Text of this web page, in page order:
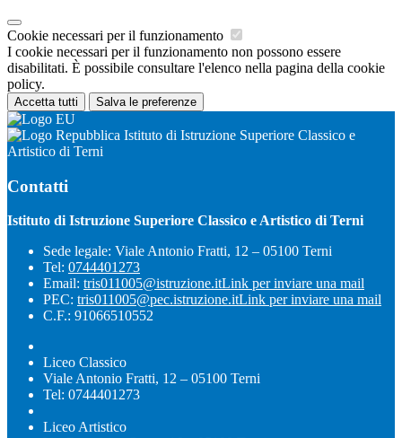
Cookie necessari per il funzionamento
I cookie necessari per il funzionamento non possono essere
disabilitati. È possibile consultare l'elenco nella pagina della cookie
policy.
Accetta tutti Salva le preferenze
Istituto di Istruzione Superiore Classico e
Artistico di Terni
Contatti
Istituto di Istruzione Superiore Classico e Artistico di Terni
Sede legale: Viale Antonio Fratti, 12 – 05100 Terni
Tel: 0744401273
Email: tris011005@istruzione.itLink per inviare una mail
PEC: tris011005@pec.istruzione.itLink per inviare una mail
C.F.: 91066510552
Liceo Classico
Viale Antonio Fratti, 12 – 05100 Terni
Tel: 0744401273
Liceo Artistico